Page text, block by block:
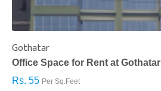
Gothatar
Office Space for Rent at Gothatar
Rs. 55 Per Sq.Feet